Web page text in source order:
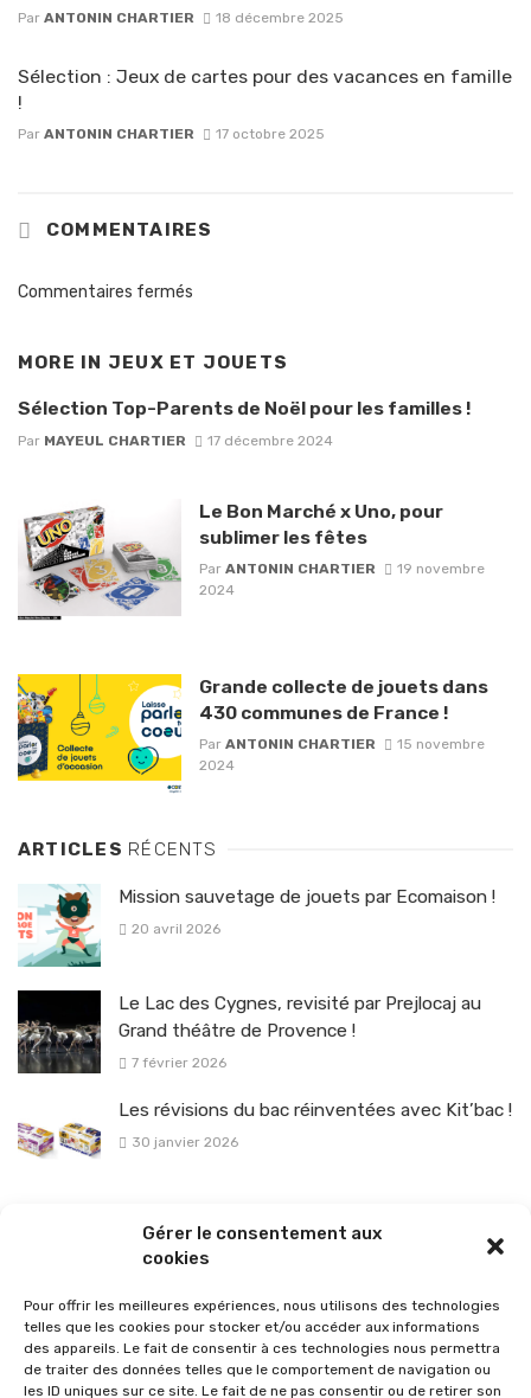
Gérer le consentement aux
cookies
Pour offrir les meilleures expériences, nous utilisons des technologies
telles que les cookies pour stocker et/ou accéder aux informations
des appareils. Le fait de consentir à ces technologies nous permettra
de traiter des données telles que le comportement de navigation ou
les ID uniques sur ce site. Le fait de ne pas consentir ou de retirer son
Par ANTONIN CHARTIER 18 décembre 2025
Sélection : Jeux de cartes pour des vacances en famille
!
Par ANTONIN CHARTIER 17 octobre 2025
COMMENTAIRES
Commentaires fermés
MORE IN JEUX ET JOUETS
Sélection Top-Parents de Noël pour les familles !
Par MAYEUL CHARTIER 17 décembre 2024
Le Bon Marché x Uno, pour
sublimer les fêtes
Par ANTONIN CHARTIER
19 novembre
2024
Grande collecte de jouets dans
430 communes de France !
Par ANTONIN CHARTIER
15 novembre
2024
ARTICLES RÉCENTS
Mission sauvetage de jouets par Ecomaison !
20 avril 2026
Le Lac des Cygnes, revisité par Prejlocaj au
Grand théâtre de Provence !
7 février 2026
Les révisions du bac réinventées avec Kit’bac !
30 janvier 2026